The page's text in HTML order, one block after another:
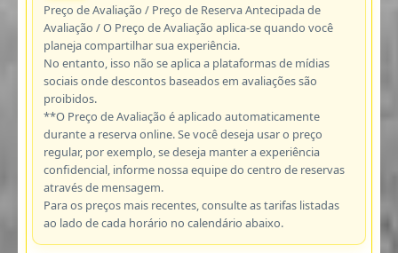
Preço de Avaliação / Preço de Reserva Antecipada de
Avaliação / O Preço de Avaliação aplica-se quando você
planeja compartilhar sua experiência.
No entanto, isso não se aplica a plataformas de mídias
sociais onde descontos baseados em avaliações são
proibidos.
**O Preço de Avaliação é aplicado automaticamente
durante a reserva online. Se você deseja usar o preço
regular, por exemplo, se deseja manter a experiência
confidencial, informe nossa equipe do centro de reservas
através de mensagem.
Para os preços mais recentes, consulte as tarifas listadas
ao lado de cada horário no calendário abaixo.